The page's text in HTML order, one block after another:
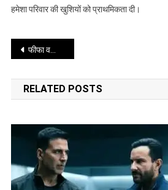
हमेशा परिवार की खुशियों को प्राथमिकता दी।
Post
navigation
फीफा वर्ल्ड कप 2026 की इनामी राशि ने बढ़ाया सबको चौंकाया
RELATED POSTS